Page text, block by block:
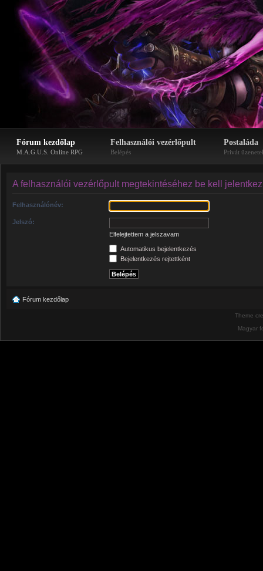
Fórum kezdőlap
M.A.G.U.S. Online RPG
Felhasználói vezérlőpult
Belépés
Postaláda
Privát
A felhasználói vezérlőpult megtekintéséhez be kell
Felhasználónév:
Jelszó:
Elfelejtettem a jelszavam
Automatikus bejelentkezés
Bejelentkezés rejtettként
Fórum kezdőlap
Theme
Magyar